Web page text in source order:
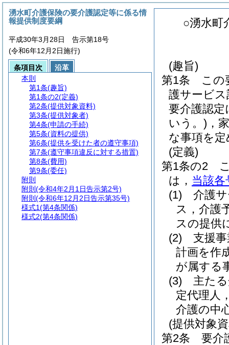
○湧水町
(趣旨)
第1条
この
護サービ
要介護認定
いう。) ，
な事項を
(定義)
第1条の2
は， 当該各
(1)
介護
ス，介護
スの提供
(2)
支援
計画を作
が属する
(3)
主た
定代理人
介護の中
(提供対象
第2条
要介
湧水町介護保険の要介護認定等に係る情
報提供制度要綱
平成30年3月28日 告示第18号
(令和6年12月2日施行)
条項目次
沿革
本則
第1条(趣旨)
第1条の2(定義)
第2条(提供対象資料)
第3条(提供対象者)
第4条(申請の手続)
第5条(資料の提供)
第6条(提供を受けた者の遵守事項)
第7条(遵守事項違反に対する措置)
第8条(費用)
第9条(委任)
附則
附則 (令和4年2月1日告示第2号)
附則 (令和6年12月2日告示第35号)
様式1(第4条関係)
様式2(第4条関係)